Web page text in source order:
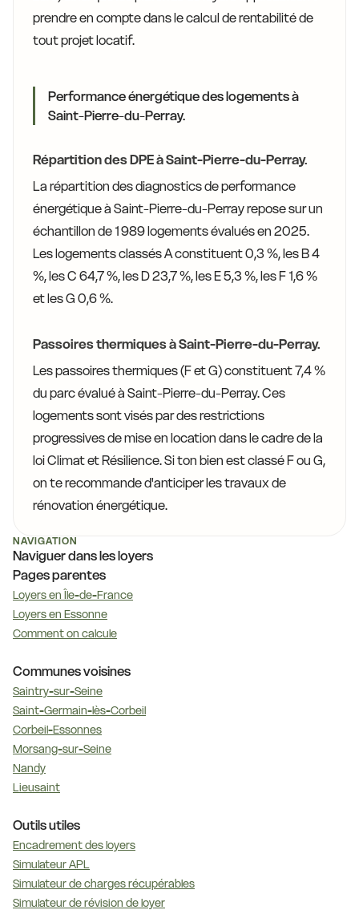
prendre en compte dans le calcul de rentabilité de
tout projet locatif.
Performance énergétique des logements à
Saint-Pierre-du-Perray.
Répartition des DPE à Saint-Pierre-du-Perray.
La répartition des diagnostics de performance
énergétique à Saint-Pierre-du-Perray repose sur un
échantillon de 1 989 logements évalués en 2025.
Les logements classés A constituent 0,3 %, les B 4
%, les C 64,7 %, les D 23,7 %, les E 5,3 %, les F 1,6 %
et les G 0,6 %.
Passoires thermiques à Saint-Pierre-du-Perray.
Les passoires thermiques (F et G) constituent 7,4 %
du parc évalué à Saint-Pierre-du-Perray. Ces
logements sont visés par des restrictions
progressives de mise en location dans le cadre de la
loi Climat et Résilience. Si ton bien est classé F ou G,
on te recommande d'anticiper les travaux de
rénovation énergétique.
NAVIGATION
Naviguer dans les loyers
Pages parentes
Loyers en Île-de-France
Loyers en Essonne
Comment on calcule
Communes voisines
Saintry-sur-Seine
Saint-Germain-lès-Corbeil
Corbeil-Essonnes
Morsang-sur-Seine
Nandy
Lieusaint
Outils utiles
Encadrement des loyers
Simulateur APL
Simulateur de charges récupérables
Simulateur de révision de loyer